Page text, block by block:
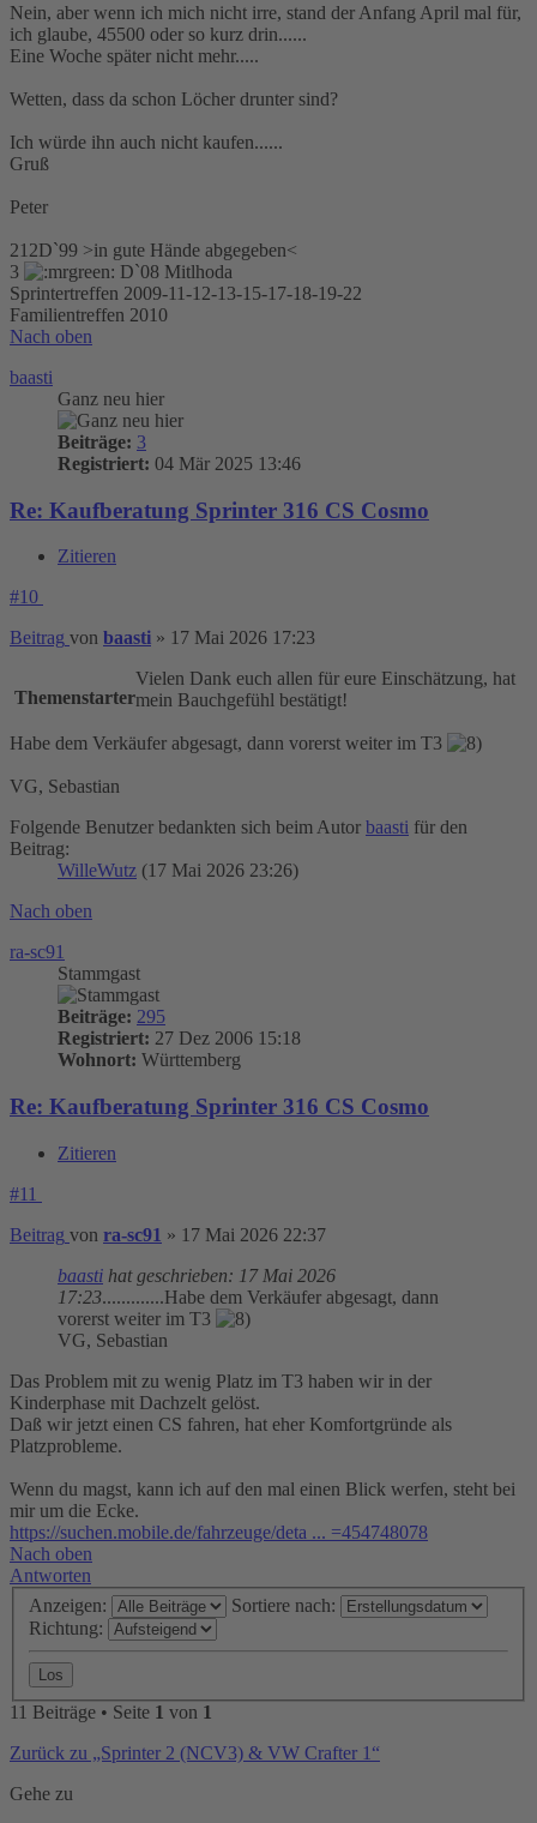
Nein, aber wenn ich mich nicht irre, stand der Anfang April mal für,
ich glaube, 45500 oder so kurz drin......
Eine Woche später nicht mehr.....
Wetten, dass da schon Löcher drunter sind?
Ich würde ihn auch nicht kaufen......
Gruß
Peter
212D`99 >in gute Hände abgegeben<
3
D`08 Mitlhoda
Sprintertreffen 2009-11-12-13-15-17-18-19-22
Familientreffen 2010
Nach oben
baasti
Ganz neu hier
Beiträge: 3
Registriert: 04 Mär 2025 13:46
Re: Kaufberatung Sprinter 316 CS Cosmo
Zitieren
#10
Beitrag von baasti » 17 Mai 2026 17:23
Themenstarter
Vielen Dank euch allen für eure Einschätzung, hat
mein Bauchgefühl bestätigt!
Habe dem Verkäufer abgesagt, dann vorerst weiter im T3
VG, Sebastian
Folgende Benutzer bedankten sich beim Autor baasti für den
Beitrag:
WilleWutz (17 Mai 2026 23:26)
Nach oben
ra-sc91
Stammgast
Beiträge: 295
Registriert: 27 Dez 2006 15:18
Wohnort: Württemberg
Re: Kaufberatung Sprinter 316 CS Cosmo
Zitieren
#11
Beitrag von ra-sc91 » 17 Mai 2026 22:37
baasti hat geschrieben: 17 Mai 2026
17:23.............Habe dem Verkäufer abgesagt, dann
vorerst weiter im T3
VG, Sebastian
Das Problem mit zu wenig Platz im T3 haben wir in der
Kinderphase mit Dachzelt gelöst.
Daß wir jetzt einen CS fahren, hat eher Komfortgründe als
Platzprobleme.
Wenn du magst, kann ich auf den mal einen Blick werfen, steht bei
mir um die Ecke.
https://suchen.mobile.de/fahrzeuge/deta ... =454748078
Nach oben
Antworten
Anzeigen:
Sortiere nach:
Richtung:
11 Beiträge • Seite 1 von 1
Zurück zu „Sprinter 2 (NCV3) & VW Crafter 1“
Gehe zu